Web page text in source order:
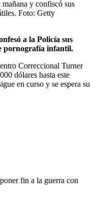
y confiscó sus
Foto: Getty
a la Policía sus
pornografía infantil.
Correccional Turner
dólares hasta este
en curso y se espera su
fin a la guerra con